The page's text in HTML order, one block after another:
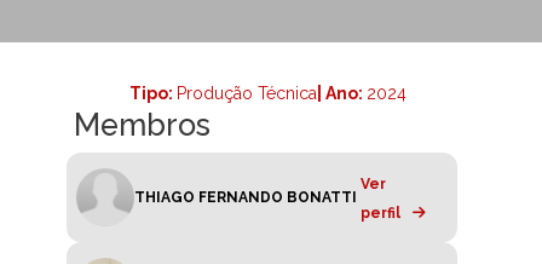
Tipo: Produção Técnica | Ano: 2024
Membros
THIAGO FERNANDO BONATTI
Ver
perfil